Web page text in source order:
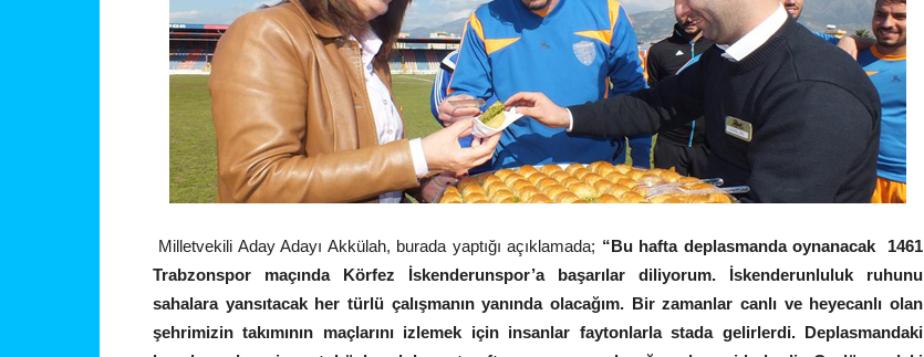
Milletvekili Aday Adayı Akkülah, burada yaptığı açıklamada; “Bu hafta deplasmanda oynanacak 1461
Trabzonspor maçında Körfez İskenderunspor’a başarılar diliyorum. İskenderunluluk ruhunu
sahalara yansıtacak her türlü çalışmanın yanında olacağım. Bir zamanlar canlı ve heyecanlı olan
şehrimizin takımının maçlarını izlemek için insanlar faytonlarla stada gelirlerdi. Deplasmandaki